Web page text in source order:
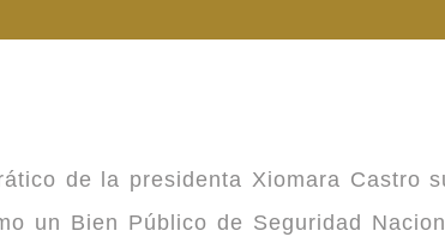
de la presidenta Xiomara Castro
un Bien Público de Seguridad